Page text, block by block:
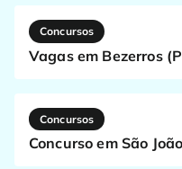
Concursos
Vagas em Bezerros
Concursos
Concurso em São